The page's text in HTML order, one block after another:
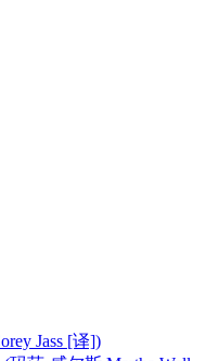
Jass [译])